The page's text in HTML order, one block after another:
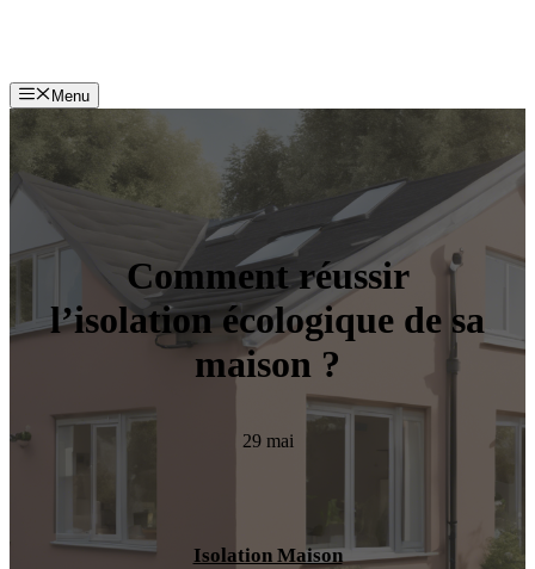
Menu
Comment réussir
l’isolation écologique de sa
maison ?
29 mai
Isolation Maison